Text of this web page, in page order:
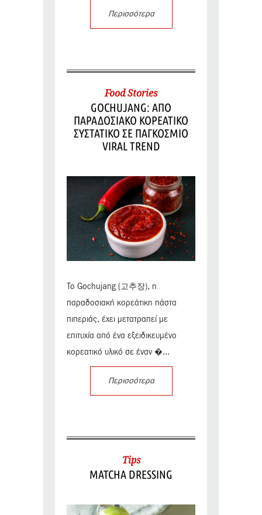
Περισσότερα
Food Stories
GOCHUJANG: ΑΠΟ
ΠΑΡΑΔΟΣΙΑΚΟ ΚΟΡΕΑΤΙΚΟ
ΣΥΣΤΑΤΙΚΟ ΣΕ ΠΑΓΚΟΣΜΙΟ
VIRAL TREND
Το Gochujang (고추장), η
παραδοσιακή κορεάτικη πάστα
πιπεριάς, έχει μετατραπεί με
επιτυχία από ένα εξειδικευμένο
κορεατικό υλικό σε έναν �...
Περισσότερα
Tips
MATCHA DRESSING